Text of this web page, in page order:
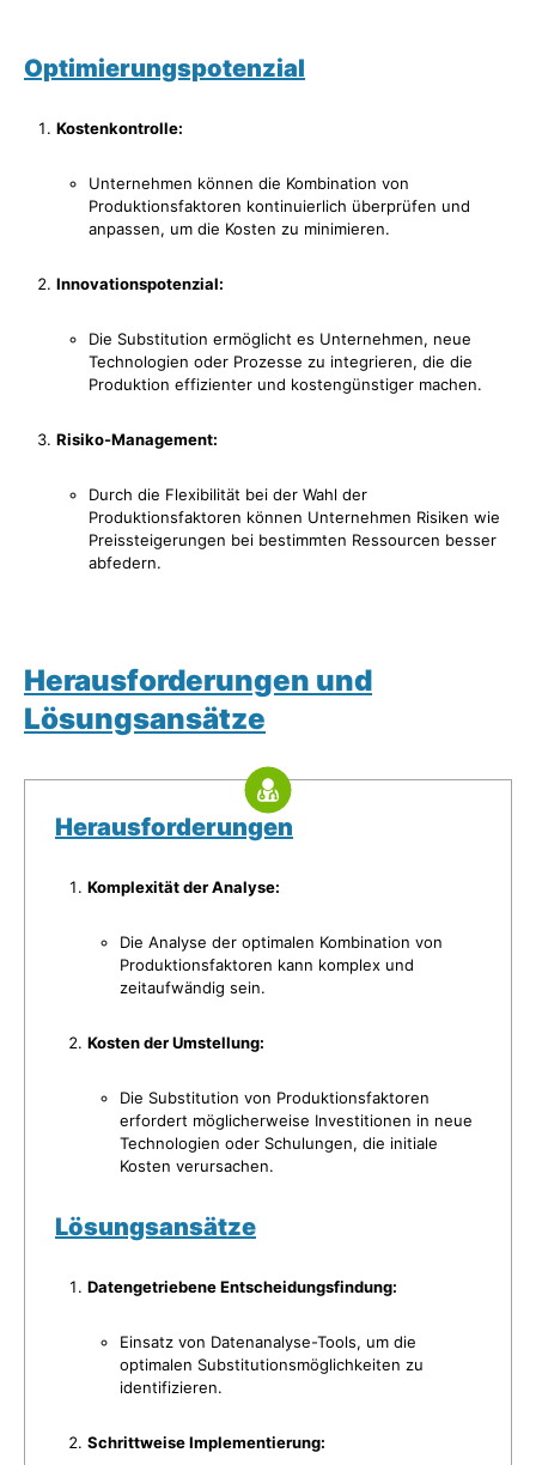
Optimierungspotenzial
Kostenkontrolle:
Unternehmen können die Kombination von
Produktionsfaktoren kontinuierlich überprüfen und
anpassen, um die Kosten zu minimieren.
Innovationspotenzial:
Die Substitution ermöglicht es Unternehmen, neue
Technologien oder Prozesse zu integrieren, die die
Produktion effizienter und kostengünstiger machen.
Risiko-Management:
Durch die Flexibilität bei der Wahl der
Produktionsfaktoren können Unternehmen Risiken wie
Preissteigerungen bei bestimmten Ressourcen besser
abfedern.
Herausforderungen und
Lösungsansätze
Herausforderungen
Komplexität der Analyse:
Die Analyse der optimalen Kombination von
Produktionsfaktoren kann komplex und
zeitaufwändig sein.
Kosten der Umstellung:
Die Substitution von Produktionsfaktoren
erfordert möglicherweise Investitionen in neue
Technologien oder Schulungen, die initiale
Kosten verursachen.
Lösungsansätze
Datengetriebene Entscheidungsfindung:
Einsatz von Datenanalyse-Tools, um die
optimalen Substitutionsmöglichkeiten zu
identifizieren.
Schrittweise Implementierung: